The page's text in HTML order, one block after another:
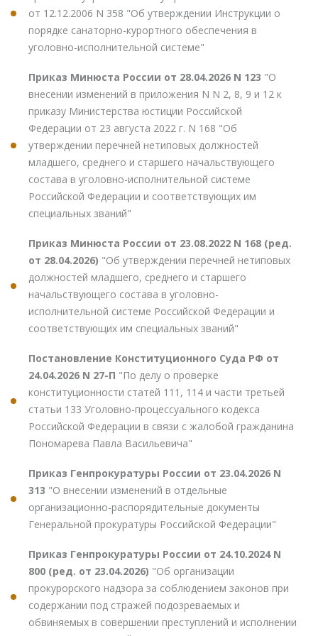
от 12.12.2006 N 358 "Об утверждении Инструкции о
порядке санаторно-курортного обеспечения в
уголовно-исполнительной системе"
Приказ Минюста России от 28.04.2026 N 123 "О
внесении изменений в приложения N N 2, 8, 9 и 12 к
приказу Министерства юстиции Российской
Федерации от 23 августа 2022 г. N 168 "Об
утверждении перечней нетиповых должностей
младшего, среднего и старшего начальствующего
состава в уголовно-исполнительной системе
Российской Федерации и соответствующих им
специальных званий"
Приказ Минюста России от 23.08.2022 N 168 (ред.
от 28.04.2026) "Об утверждении перечней нетиповых
должностей младшего, среднего и старшего
начальствующего состава в уголовно-
исполнительной системе Российской Федерации и
соответствующих им специальных званий"
Постановление Конституционного Суда РФ от
24.04.2026 N 27-П "По делу о проверке
конституционности статей 111, 114 и части третьей
статьи 133 Уголовно-процессуального кодекса
Российской Федерации в связи с жалобой гражданина
Пономарева Павла Васильевича"
Приказ Генпрокуратуры России от 23.04.2026 N
313 "О внесении изменений в отдельные
организационно-распорядительные документы
Генеральной прокуратуры Российской Федерации"
Приказ Генпрокуратуры России от 24.10.2024 N
800 (ред. от 23.04.2026) "Об организации
прокурорского надзора за соблюдением законов при
содержании под стражей подозреваемых и
обвиняемых в совершении преступлений и исполнении